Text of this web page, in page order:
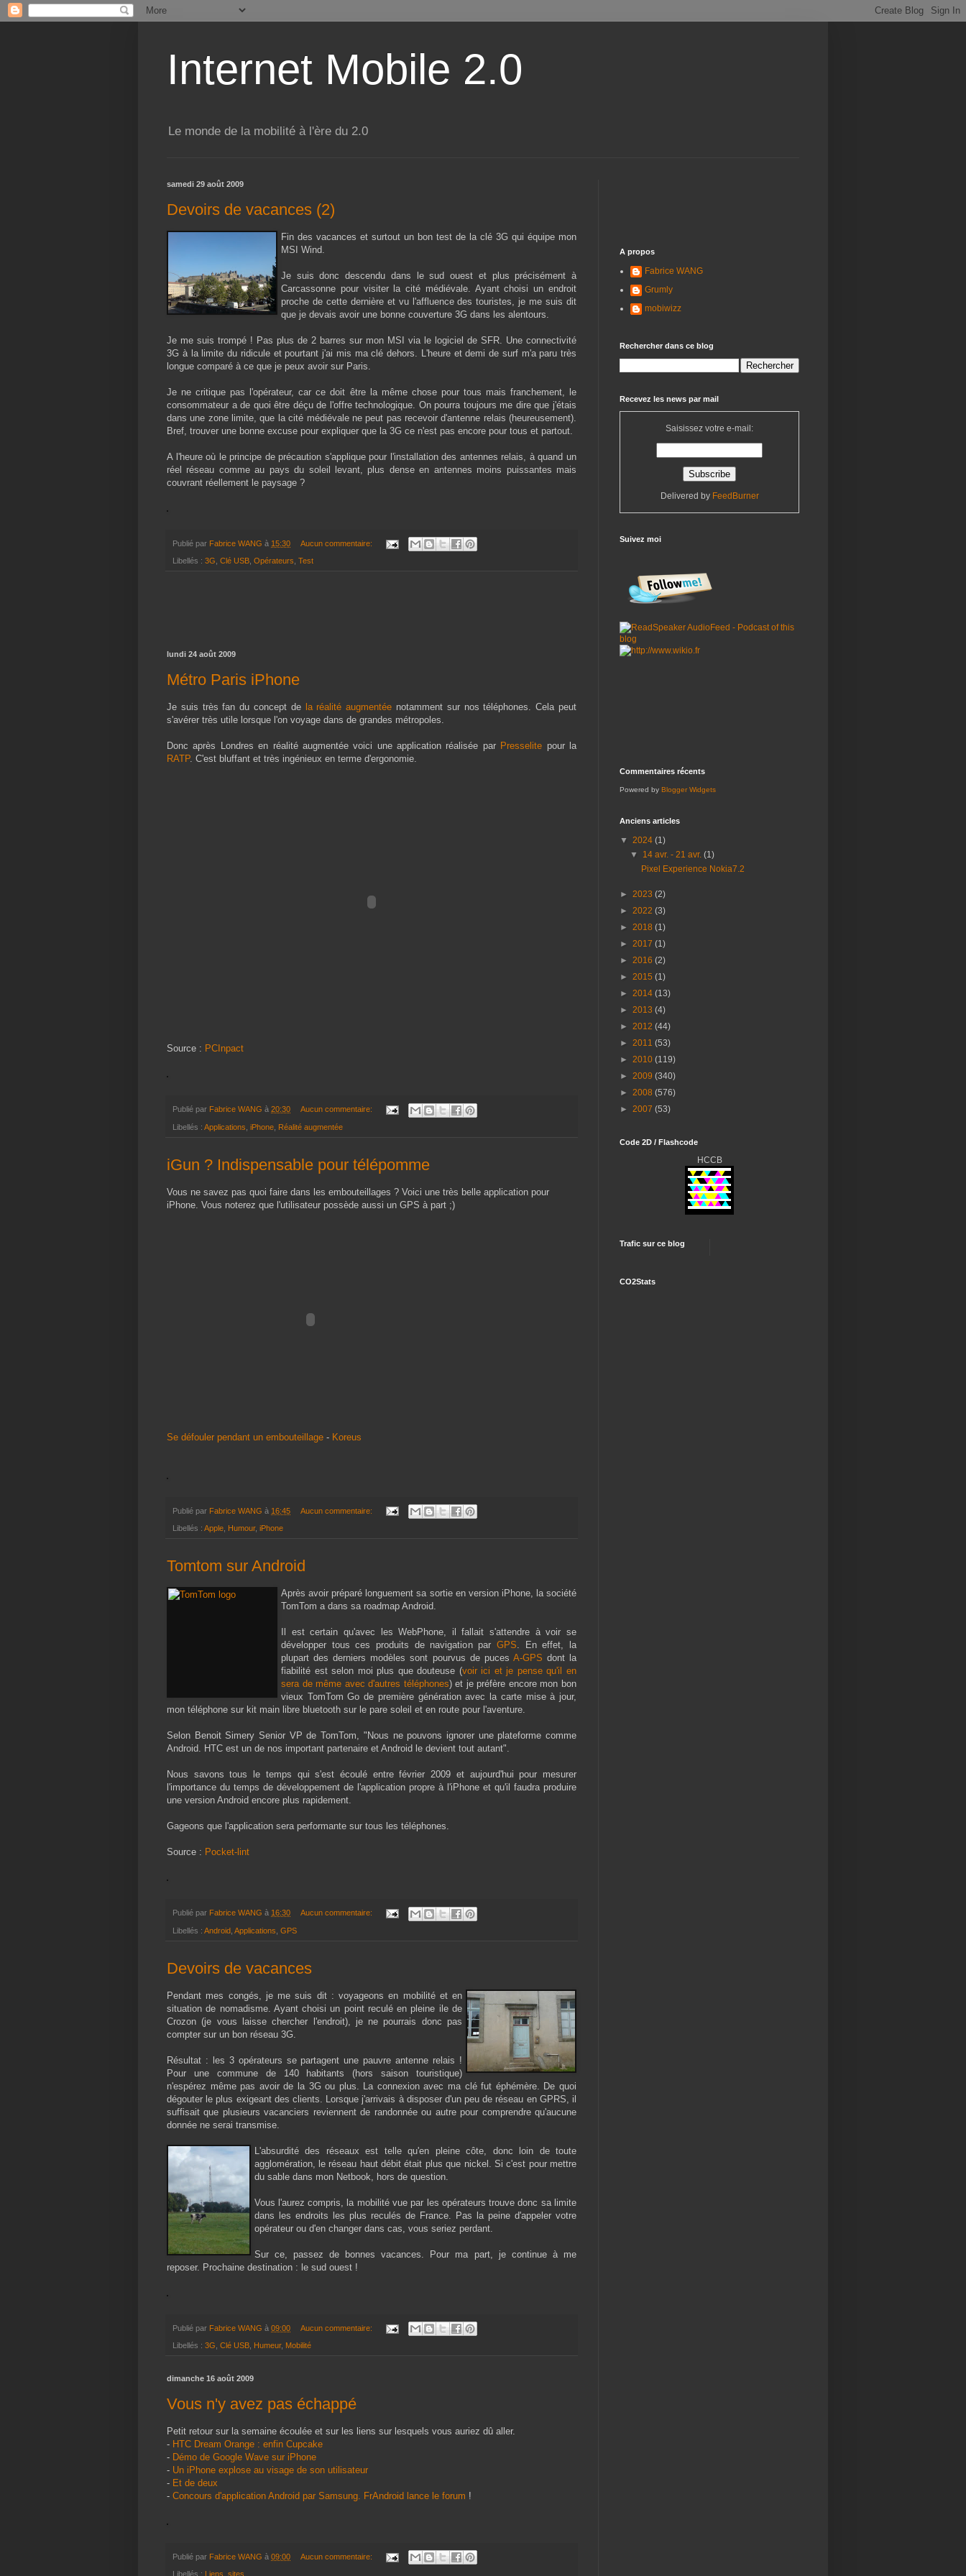
Internet Mobile 2.0
Le monde de la mobilité à l'ère du 2.0
samedi 29 août 2009
Devoirs de vacances (2)
Fin des vacances et surtout un bon test de la clé 3G qui équipe mon
MSI Wind.
Je suis donc descendu dans le sud ouest et plus précisément à
Carcassonne pour visiter la cité médiévale. Ayant choisi un endroit
proche de cette dernière et vu l'affluence des touristes, je me suis dit
que je devais avoir une bonne couverture 3G dans les alentours.
Je me suis trompé ! Pas plus de 2 barres sur mon MSI via le logiciel de SFR. Une connectivité
3G à la limite du ridicule et pourtant j'ai mis ma clé dehors. L'heure et demi de surf m'a paru très
longue comparé à ce que je peux avoir sur Paris.
Je ne critique pas l'opérateur, car ce doit être la même chose pour tous mais franchement, le
consommateur a de quoi être déçu de l'offre technologique. On pourra toujours me dire que j'étais
dans une zone limite, que la cité médiévale ne peut pas recevoir d'antenne relais (heureusement).
Bref, trouver une bonne excuse pour expliquer que la 3G ce n'est pas encore pour tous et partout.
A l'heure où le principe de précaution s'applique pour l'installation des antennes relais, à quand un
réel réseau comme au pays du soleil levant, plus dense en antennes moins puissantes mais
couvrant réellement le paysage ?
Publié par Fabrice WANG à 15:30 Aucun commentaire:
Libellés : 3G, Clé USB, Opérateurs, Test
lundi 24 août 2009
Métro Paris iPhone
Je suis très fan du concept de la réalité augmentée notamment sur nos téléphones. Cela peut
s'avérer très utile lorsque l'on voyage dans de grandes métropoles.
Donc après Londres en réalité augmentée voici une application réalisée par Presselite pour la
RATP. C'est bluffant et très ingénieux en terme d'ergonomie.
Source : PCInpact
Publié par Fabrice WANG à 20:30 Aucun commentaire:
Libellés : Applications iPhone Réalité augmentée
iGun ? Indispensable pour télépomme
Vous ne savez pas quoi faire dans les embouteillages ? Voici une très belle application pour
iPhone. Vous noterez que l'utilisateur possède aussi un GPS à part ;)
Se défouler pendant un embouteillage - Koreus
Publié par Fabrice WANG à 16:45 Aucun commentaire:
Libellés : Apple Humour, iPhone
Tomtom sur Android
Après avoir préparé longuement sa sortie en version iPhone, la société
TomTom a dans sa roadmap Android.
Il est certain qu'avec les WebPhone, il fallait s'attendre à voir se
développer tous ces produits de navigation par GPS. En effet, la
plupart des derniers modèles sont pourvus de puces A-GPS dont la
fiabilité est selon moi plus que douteuse (voir ici et je pense qu'il en
sera de même avec d'autres téléphones) et je préfère encore mon bon
vieux TomTom Go de première génération avec la carte mise à jour,
mon téléphone sur kit main libre bluetooth sur le pare soleil et en route pour l'aventure.
Selon Benoit Simery Senior VP de TomTom, "Nous ne pouvons ignorer une plateforme comme
Android. HTC est un de nos important partenaire et Android le devient tout autant".
Nous savons tous le temps qui s'est écoulé entre février 2009 et aujourd'hui pour mesurer
l'importance du temps de développement de l'application propre à l'iPhone et qu'il faudra produire
une version Android encore plus rapidement.
Gageons que l'application sera performante sur tous les téléphones.
Source : Pocket-lint
Publié par Fabrice WANG à 16:30 Aucun commentaire:
Libellés : Android Applications GPS
Devoirs de vacances
Pendant mes congés, je me suis dit : voyageons en mobilité et en
situation de nomadisme. Ayant choisi un point reculé en pleine ile de
Crozon (je vous laisse chercher l'endroit), je ne pourrais donc pas
compter sur un bon réseau 3G.
Résultat : les 3 opérateurs se partagent une pauvre antenne relais !
Pour une commune de 140 habitants (hors saison touristique)
n'espérez même pas avoir de la 3G ou plus. La connexion avec ma clé fut éphémère. De quoi
dégouter le plus exigeant des clients. Lorsque j'arrivais à disposer d'un peu de réseau en GPRS, il
suffisait que plusieurs vacanciers reviennent de randonnée ou autre pour comprendre qu'aucune
donnée ne serai transmise.
L'absurdité des réseaux est telle qu'en pleine côte, donc loin de toute
agglomération, le réseau haut débit était plus que nickel. Si c'est pour mettre
du sable dans mon Netbook, hors de question.
Vous l'aurez compris, la mobilité vue par les opérateurs trouve donc sa limite
dans les endroits les plus reculés de France. Pas la peine d'appeler votre
opérateur ou d'en changer dans cas, vous seriez perdant.
Sur ce, passez de bonnes vacances. Pour ma part, je continue à me
reposer. Prochaine destination : le sud ouest !
Publié par Fabrice WANG à 09:00 Aucun commentaire:
Libellés : 3G Clé USB Humeur, Mobilité
dimanche 16 août 2009
Vous n'y avez pas échappé
Petit retour sur la semaine écoulée et sur les liens sur lesquels vous auriez dû aller.
- HTC Dream Orange : enfin Cupcake
- Démo de Google Wave sur iPhone
- Un iPhone explose au visage de son utilisateur
- Et de deux
- Concours d'application Android par Samsung. FrAndroid lance le forum !
Publié par Fabrice WANG à 09:00 Aucun commentaire:
Libellés : Liens sites
A propos
Fabrice WANG
Grumly
mobiwizz
Rechercher dans ce blog
Recevez les news par mail
Saisissez votre e-mail:
Delivered by FeedBurner
Suivez moi
Commentaires récents
Powered by Blogger Widgets
Anciens articles
▼ 2024 (1)
▼ 14 avr. - 21 avr.(1)
Pixel Experience Nokia7.2
► 2023 (2)
► 2022 (3)
► 2018 (1)
► 2017 (1)
► 2016 (2)
► 2015 (1)
► 2014 (13)
► 2013 (4)
► 2012 (44)
► 2011 (53)
► 2010 (119)
► 2009 (340)
► 2008 (576)
► 2007 (53)
Code 2D / Flashcode
HCCB
Trafic sur ce blog
CO2Stats